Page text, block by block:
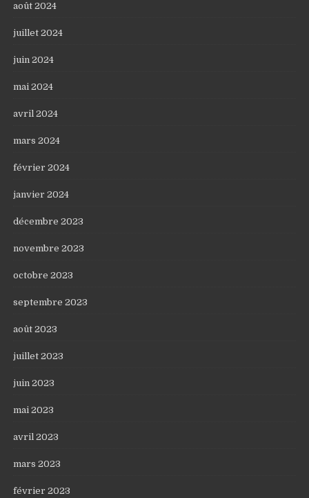
août 2024
juillet 2024
juin 2024
mai 2024
avril 2024
mars 2024
février 2024
janvier 2024
décembre 2023
novembre 2023
octobre 2023
septembre 2023
août 2023
juillet 2023
juin 2023
mai 2023
avril 2023
mars 2023
février 2023